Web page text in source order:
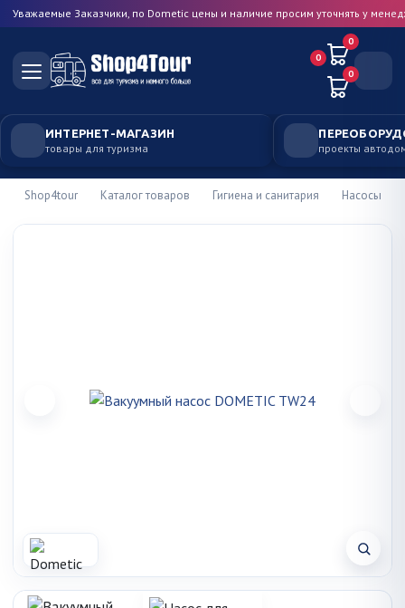
Уважаемые Заказчики, по Dometic цены и наличие просим уточнять у
0
0
0
ИНТЕРНЕТ-МАГАЗИН
товары для туризма проекты
Shop4tour Каталог товаров Гигиена и санитария Насосы